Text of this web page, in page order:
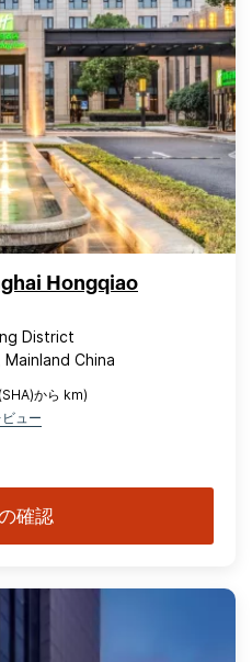
Hongqiao
District
Mainland China
から km)
ュー
確認